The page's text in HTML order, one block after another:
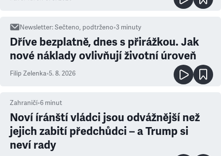
Newsletter:Sečteno, podtrženo•3 minuty
Dříve bezplatně, dnes s přirážkou. Jak
nové náklady ovlivňují životní úroveň
Filip Zelenka•5. 8. 2026
Zahraničí•6 minut
Noví íránští vládci jsou odvážnější než
jejich zabití předchůdci – a Trump si
neví rady